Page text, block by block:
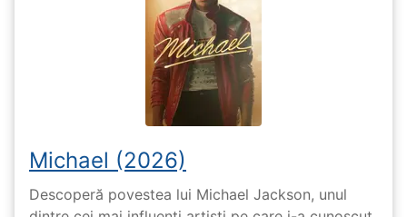
Michael (2026)
Descoperă povestea lui Michael Jackson, unul